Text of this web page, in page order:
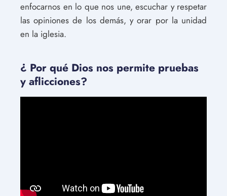
enfocarnos en lo que nos une, escuchar y respetar
las opiniones de los demás, y orar por la unidad
en la iglesia.
¿ Por qué Dios nos permite pruebas
y aflicciones?